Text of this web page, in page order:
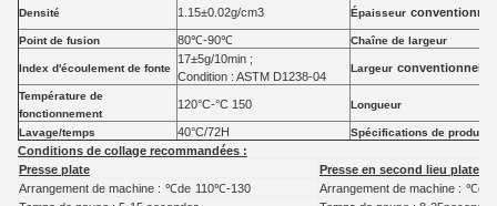
Densité 1.15±0.02g/cm3 Épaisseur
Point de fusion 80℃-90℃ Chaîne de largeur
Index d'écoulement de fonte
17±5g/10min ;
Condition : ASTM D1238-04
Largeur conventionnelle
Température de
fonctionnement
120°C-°C 150 Longueur
Lavage/temps 40°C/72H Spécifications de produits
Conditions de collage recommandées :
Presse plate
Presse en second lieu plate
Arrangement de machine : ℃de 110℃-130 Arrangement de machine : ℃de